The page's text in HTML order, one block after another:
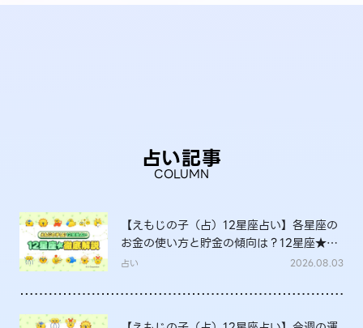
占い記事
COLUMN
【えもじの子（占）12星座占い】各星座の
お金の使い方と貯金の傾向は？12星座★徹
底解説
占い 2026.08.03